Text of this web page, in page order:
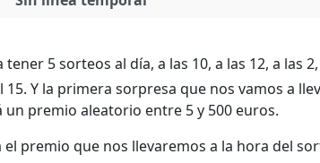
tener 5 sorteos al día, a las 10, a las 12, a las
15. Y la primera sorpresa que nos vamos a
premio aleatorio entre 5 y 500 euros.
el premio que nos llevaremos a la hora del